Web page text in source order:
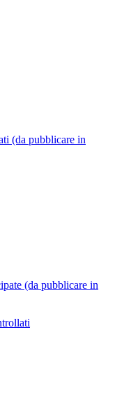
(da pubblicare in
(da pubblicare in